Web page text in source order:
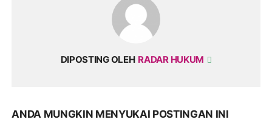
DIPOSTING OLEH RADAR HUKUM
ANDA MUNGKIN MENYUKAI POSTINGAN INI